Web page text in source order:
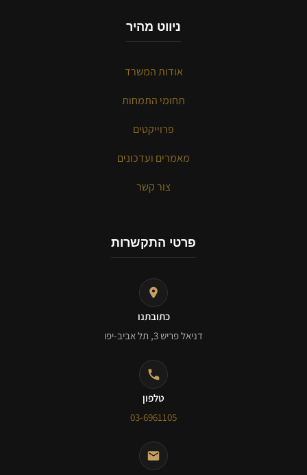
ניווט מהיר
אודות המשרד
תחומי התמחות
פרוייקטים
מאמרים ועדכונים
צור קשר
פרטי התקשרות
כתובתנו
דניאל פריש 3, תל אביב-יפו
טלפון
03-6961105